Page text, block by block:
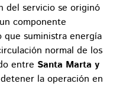
del servicio se originó
componente
suministra energía
normal de los
entre Santa Marta y
la operación en